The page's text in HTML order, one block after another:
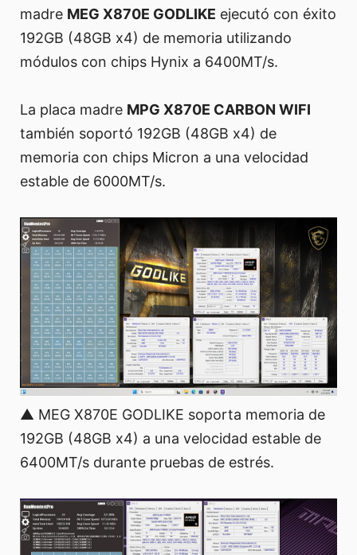
madre MEG X870E GODLIKE ejecutó con éxito
192GB (48GB x4) de memoria utilizando
módulos con chips Hynix a 6400MT/s.
La placa madre MPG X870E CARBON WIFI
también soportó 192GB (48GB x4) de
memoria con chips Micron a una velocidad
estable de 6000MT/s.
▲ MEG X870E GODLIKE soporta memoria de
192GB (48GB x4) a una velocidad estable de
6400MT/s durante pruebas de estrés.